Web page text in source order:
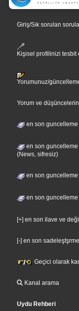
Giriş/Sık sorulan
Kişisel profilinizi tesbit
Yorumunuz/
Yorum ve
en son
en son guncelleme
(News, sifresiz)
en son
en son guncelleme
[+] en son ilave ve
[-] en son sadeleştşrme
Geçici olarak
Kanal arama
Uydu Rehberi